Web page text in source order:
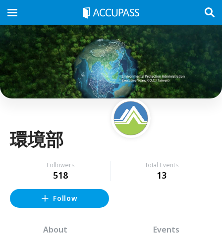
環境部
Followers
518
Total Events
13
Follow
About Events